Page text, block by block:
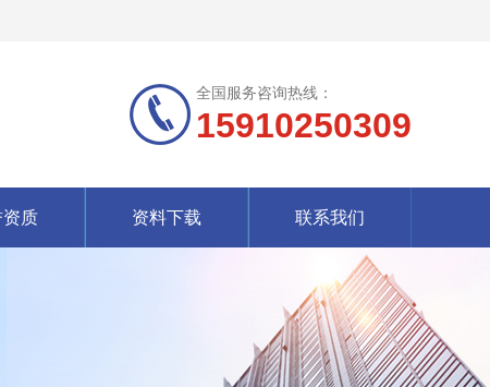
全国服务咨询热线：
15910250309
质 资料下载 联系我们